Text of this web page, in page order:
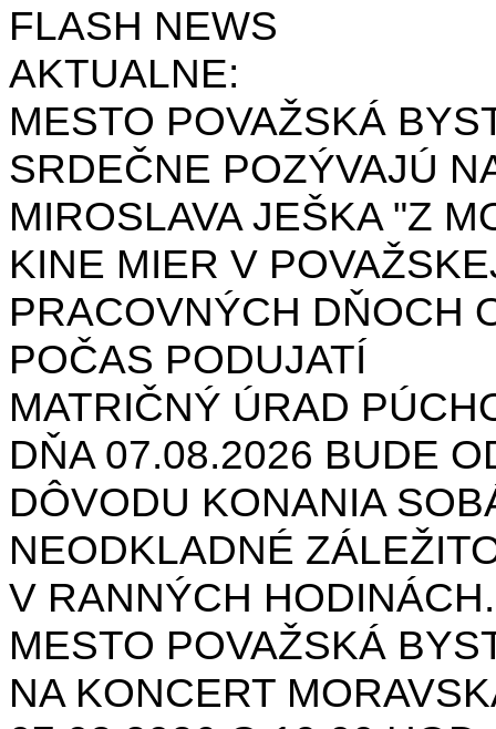
FLASH NEWS
AKTUALNE:
MESTO POVAŽSKÁ
SRDEČNE POZÝVAJÚ
MIROSLAVA JEŠKA "Z
KINE MIER V
PRACOVNÝCH DŇOCH
POČAS PODUJATÍ
MATRIČNÝ ÚRAD
DŇA 07.08.2026 BUDE
DÔVODU KONANIA
NEODKLADNÉ
V RANNÝCH
MESTO POVAŽSKÁ
NA KONCERT